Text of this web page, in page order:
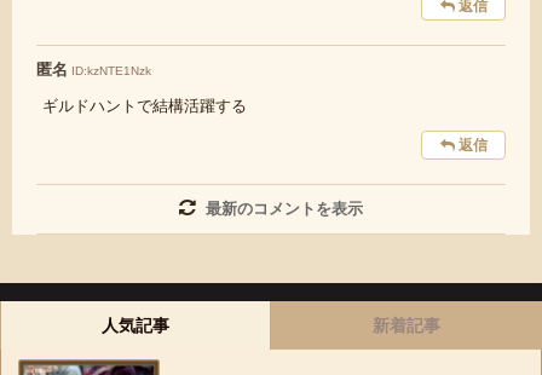
返信
匿名 ID:kzNTE1Nzk
ギルドハントで結構活躍する
返信
最新のコメントを表示
人気記事 新着記事